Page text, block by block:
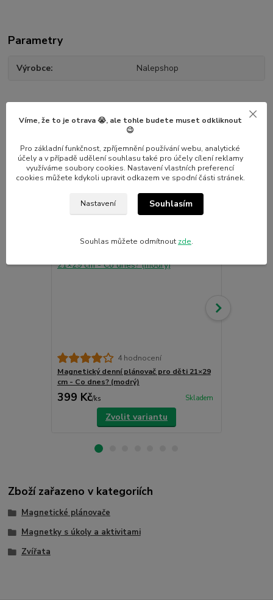
Parametry
Výrobce Nalepshop
Související zboží 7
Novinka
4 hodnocení
Magnetický denní plánovač pro děti 21×29
cm - Co dnes? (modrý)
399 Kč/ks Skladem
Zvolit variantu
Novinka
Zboží zařazeno v kategoriích
Magnetické plánovače
Magnetky s úkoly a aktivitami
Zvířata
Víme, že to je otrava 😭, ale tohle budete muset odkliknout
😉
Pro základní funkčnost, zpříjemnění používání webu, analytické
účely a v případě udělení souhlasu také pro účely cílení reklamy
využíváme soubory cookies. Nastavení vlastních preferencí
cookies můžete kdykoli upravit odkazem ve spodní části stránek.
Nastavení Souhlasím
Souhlas můžete odmítnout zde.